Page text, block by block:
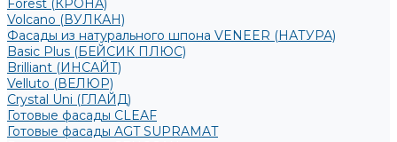
Forest (КРОНА)
Volcano (ВУЛКАН)
Фасады из натурального шпона VENEER (НАТУРА)
Basic Plus (БЕЙСИК ПЛЮС)
Brilliant (ИНСАЙТ)
Velluto (ВЕЛЮР)
Crystal Uni (ГЛАЙД)
Готовые фасады CLEAF
Готовые фасады AGT SUPRAMAT